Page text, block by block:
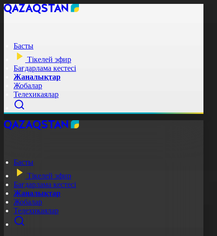
Басты
Тікелей эфир
Бағдарлама кестесі
Жаңалықтар
Жобалар
Телехикаялар
Басты
Тікелей эфир
Бағдарлама кестесі
Жаңалықтар
Жобалар
Телехикаялар